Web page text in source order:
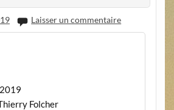
Laisser un commentaire
2019
Folcher